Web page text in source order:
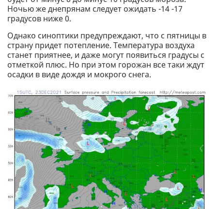
Ночью же днепрянам следует ожидать -14 -17
градусов ниже 0.
Однако синоптики предупреждают, что с пятницы в
страну придет потепление. Температура воздуха
станет приятнее, и даже могут появиться градусы с
отметкой плюс. Но при этом горожан все таки ждут
осадки в виде дождя и мокрого снега.